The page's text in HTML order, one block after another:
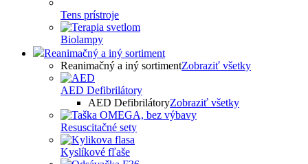
Tens prístroje
Biolampy
Reanimačný a iný sortiment
Reanimačný a iný sortimentZobraziť všetky
AED Defibrilátory
AED DefibrilátoryZobraziť všetky
Resuscitačné sety
Kyslíkové fľaše